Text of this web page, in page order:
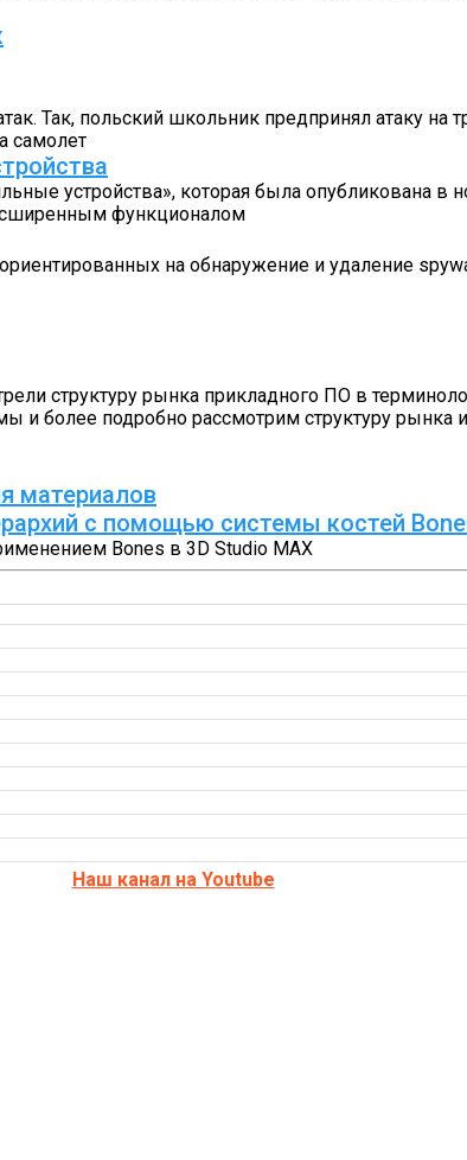
Так, польский школьник предпринял атаку на
самолет
устройства», которая была опубликована
функционалом
на обнаружение и удаление
структуру рынка прикладного ПО в
и более подробно рассмотрим структуру
материалов
с помощью системы костей
Bones в 3D Studio MAX
Наш канал на Youtube